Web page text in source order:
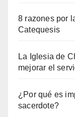
8 razones por
Catequesis
La Iglesia de
mejorar el
¿Por qué es
sacerdote?